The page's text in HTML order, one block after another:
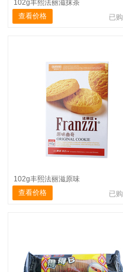
102g丰熙法丽滋抹茶
查看价格
已
102g丰熙法丽滋原味
查看价格
已